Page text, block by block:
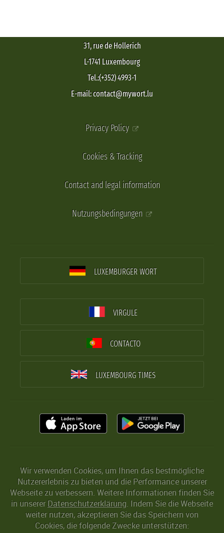
31, rue de Hollerich
L-1741 Luxembourg
Tel.:(+352) 4993-1
E-mail: contact@mywort.lu
Privacy Policy
Cookies & Tracking
Contact and legal information
Nutzungsbedingungen
LUXEMBURGER WORT
VIRGULE
CONTACTO
LUXEMBOURG TIMES
Wir verwenden Cookies, um Ihnen das bestmögliche
Nutzererlebnis zu bieten und die Performance unserer
Webseite zu verbessern. Weitere Informationen finden Sie
in unserer Datenschutzerklärung. Indem Sie die Webseite
weiter nutzen, akzeptieren Sie das Speichern von
Cookies, die folgende Zwecke unterstützen: